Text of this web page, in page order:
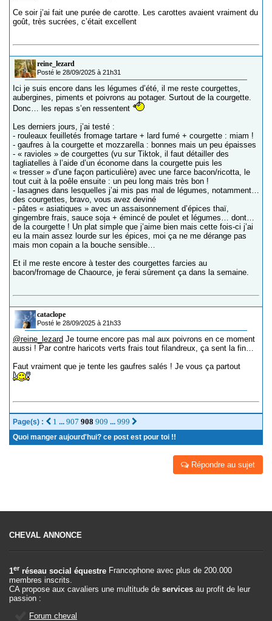
Ce soir j’ai fait une purée de carotte. Les carottes avaient vraiment du
goût, très sucrées, c’était excellent
reine_lezard
Posté le 28/09/2025 à 21h31
Ici je suis encore dans les légumes d’été, il me reste courgettes,
aubergines, piments et poivrons au potager. Surtout de la courgette.
Donc… les repas s’en ressentent
Les derniers jours, j’ai testé :
- rouleaux feuilletés fromage tartare + lard fumé + courgette : miam !
- gaufres à la courgette et mozzarella : bonnes mais un peu épaisses
- « ravioles » de courgettes (vu sur Tiktok, il faut détailler des
tagliatelles à l’aide d’un économe dans la courgette puis les
« tresser » d’une façon particulière) avec une farce bacon/ricotta, le
tout cuit à la poêle ensuite : un peu long mais très bon !
- lasagnes dans lesquelles j’ai mis pas mal de légumes, notamment…
des courgettes, bravo, vous avez deviné
- pâtes « asiatiques » avec un assaisonnement d’épices thaï,
gingembre frais, sauce soja + émincé de poulet et légumes… dont…
de la courgette ! Un plat simple que j’aime bien mais cette fois-ci j’ai
eu la main assez lourde sur les épices, moi ça ne me dérange pas
mais mon copain a la bouche sensible…
Et il me reste encore à tester des courgettes farcies au
bacon/fromage de Chaource, je ferai sûrement ça dans la semaine.
cataclope
Posté le 28/09/2025 à 21h33
@reine_lezard Je tourne encore pas mal aux poivrons en ce moment
aussi ! Par contre haricots verts frais tout filandreux, ça sent la fin…
Faut vraiment que je tente les gaufres salés ! Je vous ça partout
Page(s) : 1 ... 907 908 909 ... 999
Quoi manger aujourd'hui? ce post est pour toi !!
Répondre au sujet
CHEVAL ANNONCE
1er réseau social équestre Francophone avec plus de 200.000
membres inscrits.
CA propose aux cavaliers une multitude de services au profit de leur
passion :
Forum cheval